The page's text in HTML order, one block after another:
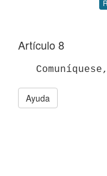
Artículo 8
Ayuda